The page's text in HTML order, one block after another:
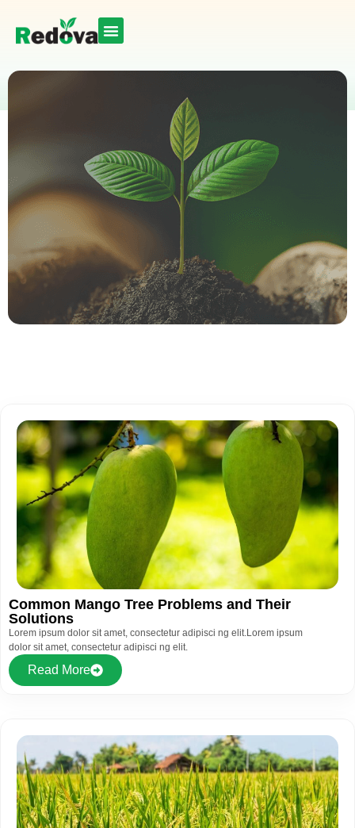
Common Mango Tree Problems and Their
Solutions
Lorem ipsum dolor sit amet, consectetur adipisci ng elit.Lorem ipsum
dolor sit amet, consectetur adipisci ng elit.
Read More